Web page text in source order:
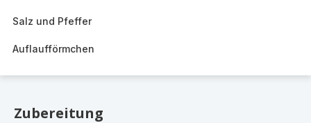
Salz und Pfeffer
Auflaufförmchen
Zubereitung